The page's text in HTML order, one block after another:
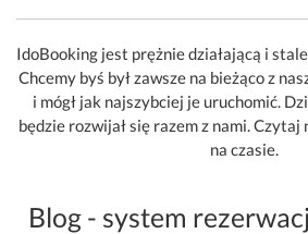
IdoBooking jest prężnie działającą i
Chcemy byś był zawsze na bieżąco z
i mógł jak najszybciej je uruchomić.
będzie rozwijał się razem z nami. Czytaj
na czasie.
Blog - system